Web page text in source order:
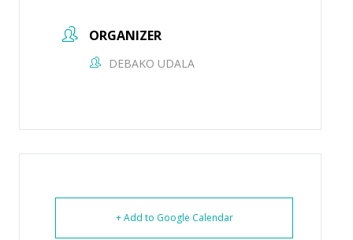
ORGANIZER
DEBAKO UDALA
+ Add to Google Calendar